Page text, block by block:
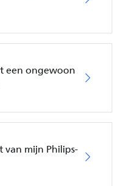
een ongewoon
mijn Philips-